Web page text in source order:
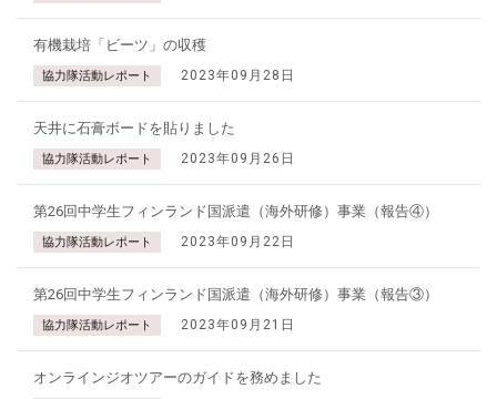
有機栽培「ビーツ」の収穫
協力隊活動レポート 2023年09月28日
天井に石膏ボードを貼りました
協力隊活動レポート 2023年09月26日
第26回中学生フィンランド国派遣（海外研修）事業（報告④）
協力隊活動レポート 2023年09月22日
第26回中学生フィンランド国派遣（海外研修）事業（報告③）
協力隊活動レポート 2023年09月21日
オンラインジオツアーのガイドを務めました